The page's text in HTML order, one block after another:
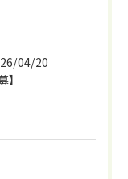
04/20
】